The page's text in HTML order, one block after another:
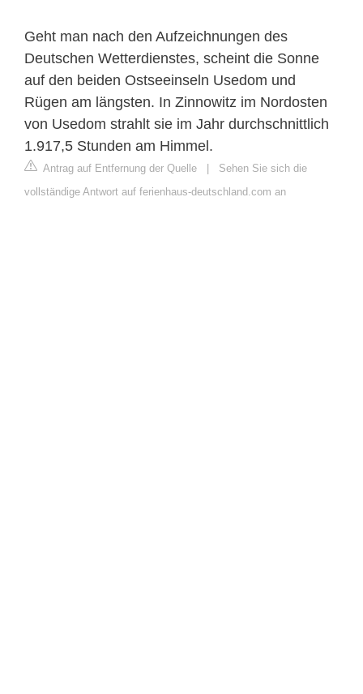
Geht man nach den Aufzeichnungen des
Deutschen Wetterdienstes, scheint die Sonne
auf den beiden Ostseeinseln Usedom und
Rügen am längsten. In Zinnowitz im Nordosten
von Usedom strahlt sie im Jahr durchschnittlich
1.917,5 Stunden am Himmel.
Antrag auf Entfernung der Quelle | Sehen Sie sich die
vollständige Antwort auf ferienhaus-deutschland.com an